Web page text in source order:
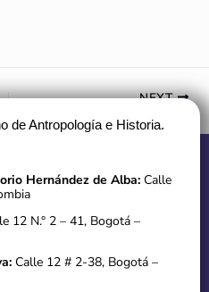
NEXT
de Antropología e Historia.
Hernández de Alba: Calle
12 N.° 2 – 41, Bogotá –
Calle 12 # 2-38, Bogotá –